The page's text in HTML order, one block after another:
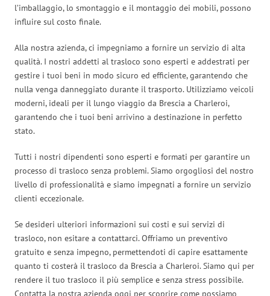
l’imballaggio, lo smontaggio e il montaggio dei mobili, possono
influire sul costo finale.
Alla nostra azienda, ci impegniamo a fornire un servizio di alta
qualità. I nostri addetti al trasloco sono esperti e addestrati per
gestire i tuoi beni in modo sicuro ed efficiente, garantendo che
nulla venga danneggiato durante il trasporto. Utilizziamo veicoli
moderni, ideali per il lungo viaggio da Brescia a Charleroi,
garantendo che i tuoi beni arrivino a destinazione in perfetto
stato.
Tutti i nostri dipendenti sono esperti e formati per garantire un
processo di trasloco senza problemi. Siamo orgogliosi del nostro
livello di professionalità e siamo impegnati a fornire un servizio
clienti eccezionale.
Se desideri ulteriori informazioni sui costi e sui servizi di
trasloco, non esitare a contattarci. Offriamo un preventivo
gratuito e senza impegno, permettendoti di capire esattamente
quanto ti costerà il trasloco da Brescia a Charleroi. Siamo qui per
rendere il tuo trasloco il più semplice e senza stress possibile.
Contatta la nostra azienda oggi per scoprire come possiamo